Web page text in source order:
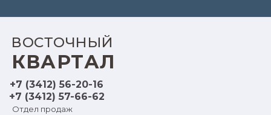
КВАРТАЛ
ВОСТОЧНЫЙ
+7 (3412) 57-66-62
+7 (3412) 56-20-16
Отдел продаж